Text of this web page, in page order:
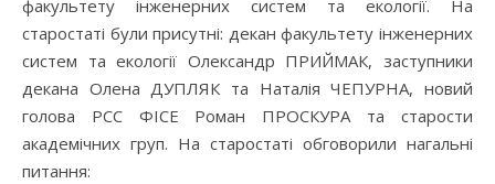
факультету інженерних систем та екології. На
старостаті були присутні: декан факультету інженерних
систем та екології Олександр ПРИЙМАК, заступники
декана Олена ДУПЛЯК та Наталія ЧЕПУРНА, новий
голова РСС ФІСЕ Роман ПРОСКУРА та старости
академічних груп. На старостаті обговорили нагальні
питання: